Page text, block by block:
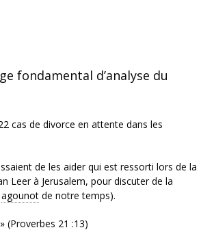
fondamental d’analyse du
cas de divorce en attente dans les
de les aider qui est ressorti lors de la
Leer à Jerusalem, pour discuter de la
agounot de notre temps).
(Proverbes 21 :13)